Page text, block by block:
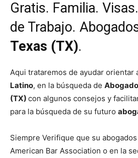
Gratis. Familia.
de Trabajo.
Texas (TX).
Aqui trataremos de ayudar orientar
Latino, en la búsqueda de
(TX) con algunos consejos y
para la búsqueda de su futuro
Siempre Verifique que su
American Bar Association o en la